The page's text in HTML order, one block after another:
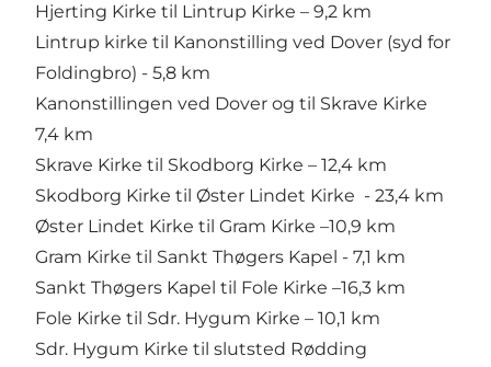
Hjerting Kirke til Lintrup Kirke – 9,2 km
Lintrup kirke til Kanonstilling ved Dover (syd for
Foldingbro) - 5,8 km
Kanonstillingen ved Dover og til Skrave Kirke
7,4 km
Skrave Kirke til Skodborg Kirke – 12,4 km
Skodborg Kirke til Øster Lindet Kirke - 23,4 km
Øster Lindet Kirke til Gram Kirke –10,9 km
Gram Kirke til Sankt Thøgers Kapel - 7,1 km
Sankt Thøgers Kapel til Fole Kirke –16,3 km
Fole Kirke til Sdr. Hygum Kirke – 10,1 km
Sdr. Hygum Kirke til slutsted Rødding